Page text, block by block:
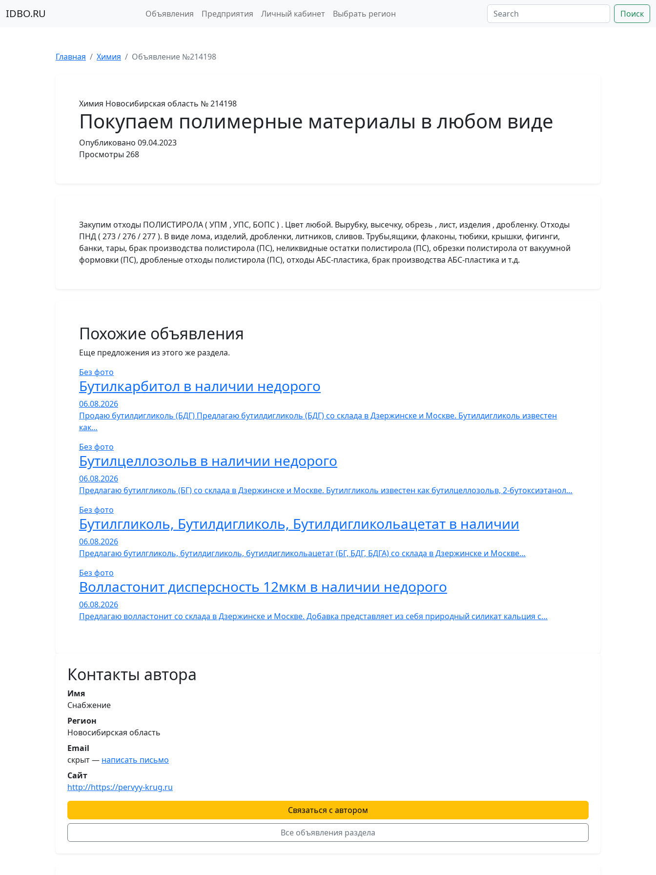
IDBO.RU Объявления Предприятия Личный кабинет Выбрать регион Поиск
Главная Химия Объявление №214198
Химия Новосибирская область № 214198
Покупаем полимерные материалы в любом виде
Опубликовано 09.04.2023
Просмотры 268
Закупим отходы ПОЛИСТИРОЛА ( УПМ , УПС, БОПС ) . Цвет любой. Вырубку, высечку, обрезь , лист, изделия , дробленку. Отходы
ПНД ( 273 / 276 / 277 ). В виде лома, изделий, дробленки, литников, сливов. Трубы,ящики, флаконы, тюбики, крышки, фигинги,
банки, тары, брак производства полистирола (ПС), неликвидные остатки полистирола (ПС), обрезки полистирола от вакуумной
формовки (ПС), дробленые отходы полистирола (ПС), отходы АБС-пластика, брак производства АБС-пластика и т.д.
Похожие объявления
Еще предложения из этого же раздела.
Без фото
Бутилкарбитол в наличии недорого
06.08.2026
Продаю бутилдигликоль (БДГ) Предлагаю бутилдигликоль (БДГ) со склада в Дзержинске и Москве. Бутилдигликоль известен
как…
Без фото
Бутилцеллозольв в наличии недорого
06.08.2026
Предлагаю бутилгликоль (БГ) со склада в Дзержинске и Москве. Бутилгликоль известен как бутилцеллозольв, 2-бутоксиэтанол…
Без фото
Бутилгликоль, Бутилдигликоль, Бутилдигликольацетат в наличии
06.08.2026
Предлагаю бутилгликоль, бутилдигликоль, бутилдигликольацетат (БГ, БДГ, БДГА) со склада в Дзержинске и Москве…
Без фото
Волластонит дисперсность 12мкм в наличии недорого
06.08.2026
Предлагаю волластонит со склада в Дзержинске и Москве. Добавка представляет из себя природный силикат кальция с…
Контакты автора
Имя
Снабжение
Регион
Новосибирская область
Email
скрыт — написать письмо
Сайт
http://https://pervyy-krug.ru
Связаться с автором
Все объявления раздела